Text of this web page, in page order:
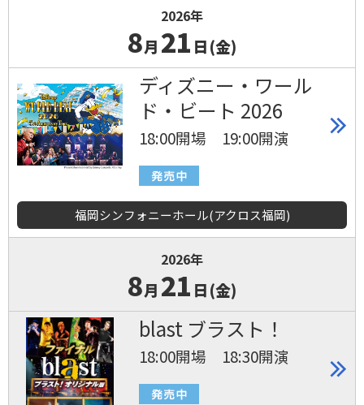
2026年
8月 21 日(金)
ディズニー・ワール
ド・ビート 2026
18:00開場 19:00開演
福岡シンフォニーホール(アクロス福岡)
2026年
8月 21 日(金)
blast ブラスト！
18:00開場 18:30開演